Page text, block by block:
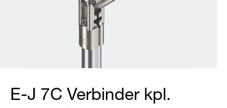
E-J 7C Verbinder kpl.